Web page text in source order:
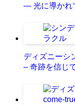
― 光に導かれ
ディズニーシ
– 奇跡を信じ